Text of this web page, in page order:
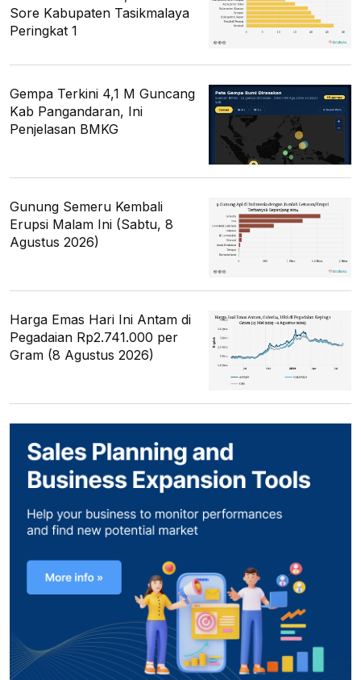
Sore Kabupaten Tasikmalaya
Peringkat 1
Gempa Terkini 4,1 M Guncang
Kab Pangandaran, Ini
Penjelasan BMKG
Gunung Semeru Kembali
Erupsi Malam Ini (Sabtu, 8
Agustus 2026)
Harga Emas Hari Ini Antam di
Pegadaian Rp2.741.000 per
Gram (8 Agustus 2026)